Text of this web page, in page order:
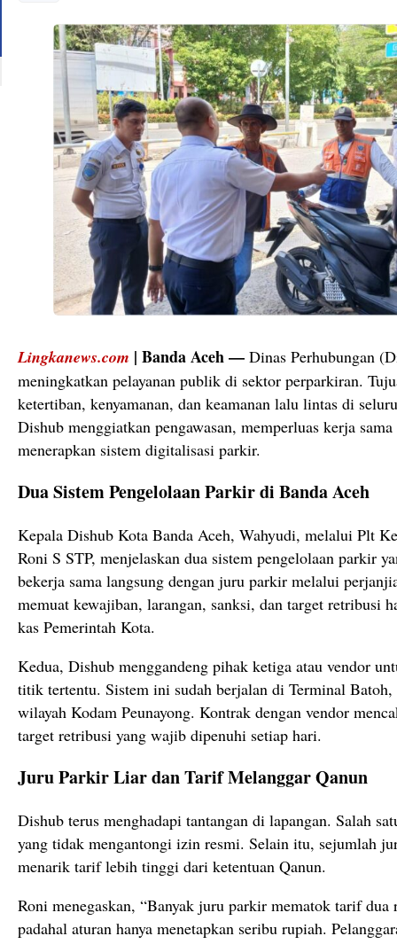
Lingkanews.com | Banda Aceh — Dinas Perhubungan
meningkatkan pelayanan publik di sektor perparkiran.
ketertiban, kenyamanan, dan keamanan lalu lintas di
Dishub menggiatkan pengawasan, memperluas kerja
menerapkan sistem digitalisasi parkir.
Dua Sistem Pengelolaan Parkir di Banda Aceh
Kepala Dishub Kota Banda Aceh, Wahyudi, melalui Plt
Roni S STP, menjelaskan dua sistem pengelolaan parkir
bekerja sama langsung dengan juru parkir melalui
memuat kewajiban, larangan, sanksi, dan target retribusi
kas Pemerintah Kota.
Kedua, Dishub menggandeng pihak ketiga atau vendor
titik tertentu. Sistem ini sudah berjalan di Terminal
wilayah Kodam Peunayong. Kontrak dengan vendor
target retribusi yang wajib dipenuhi setiap hari.
Juru Parkir Liar dan Tarif Melanggar Qanun
Dishub terus menghadapi tantangan di lapangan. Salah
yang tidak mengantongi izin resmi. Selain itu, sejumlah
menarik tarif lebih tinggi dari ketentuan Qanun.
Roni menegaskan, “Banyak juru parkir mematok tarif
padahal aturan hanya menetapkan seribu rupiah.